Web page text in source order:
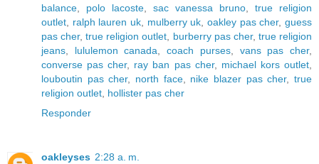
balance
polo lacoste sac vanessa bruno
true religion
outlet
ralph lauren uk mulberry uk ,oakley pas cher,guess
pas cher,true religion outlet burberry pas cher, true religion
jeans
lululemon canada ,coach purses, vans pas cher,
converse pas cher, ray ban pas cher, michael kors outlet
louboutin pas cher, north face, nike blazer pas cher,true
religion outlet hollister pas cher
Responder
oakleyses 2:28 a. m.